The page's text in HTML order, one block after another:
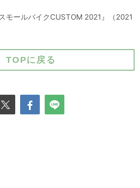
モールバイクCUSTOM 2021』（2021
TOPに戻る